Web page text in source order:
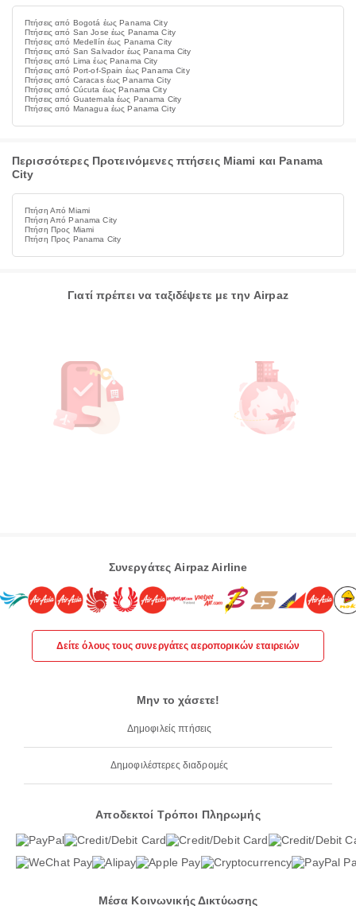
Πτήσεις από Bogotá έως Panama City
Πτήσεις από San Jose έως Panama City
Πτήσεις από Medellín έως Panama City
Πτήσεις από San Salvador έως Panama City
Πτήσεις από Lima έως Panama City
Πτήσεις από Port-of-Spain έως Panama City
Πτήσεις από Caracas έως Panama City
Πτήσεις από Cúcuta έως Panama City
Πτήσεις από Guatemala έως Panama City
Πτήσεις από Managua έως Panama City
Περισσότερες Προτεινόμενες πτήσεις Miami και Panama
City
Πτήση Από Miami
Πτήση Από Panama City
Πτήση Προς Miami
Πτήση Προς Panama City
Γιατί πρέπει να ταξιδέψετε με την Airpaz
Συνεργάτες Airpaz Airline
Δείτε όλους τους συνεργάτες αεροπορικών εταιρειών
Μην το χάσετε!
Δημοφιλείς πτήσεις
Δημοφιλέστερες διαδρομές
Αποδεκτοί Τρόποι Πληρωμής
Μέσα Κοινωνικής Δικτύωσης